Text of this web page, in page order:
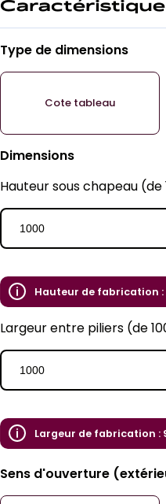
Type de dimensions
Cote tableau
Dimensions
Hauteur sous chapeau
Hauteur de fabrication :
Largeur entre piliers (de
Largeur de fabrication :
Sens d'ouverture